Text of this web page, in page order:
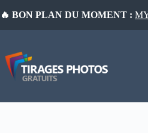
au
🔥 BON PLAN DU MOMENT :